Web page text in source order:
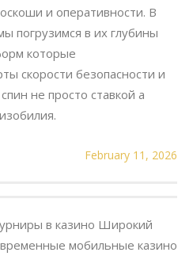
и оперативности. В
погрузимся в их глубины
которые
скорости безопасности и
не просто ставкой а
February 11, 2026
в казино Широкий
мобильные казино